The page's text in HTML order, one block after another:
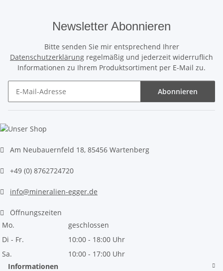
Newsletter Abonnieren
Bitte senden Sie mir entsprechend Ihrer
Datenschutzerklärung regelmäßig und jederzeit widerruflich
Informationen zu Ihrem Produktsortiment per E-Mail zu.
Abonnieren
Am Neubauernfeld 18, 85456 Wartenberg
+49 (0) 8762724720
info@mineralien-egger.de
Öffnungszeiten
Mo.
geschlossen
Di - Fr.
10:00 - 18:00 Uhr
Sa.
10:00 - 17:00 Uhr
Informationen